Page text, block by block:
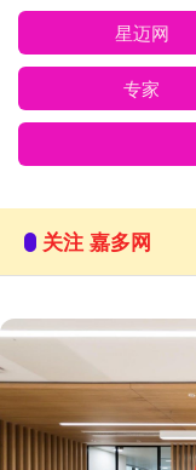
星迈网
专家
关注 嘉多网